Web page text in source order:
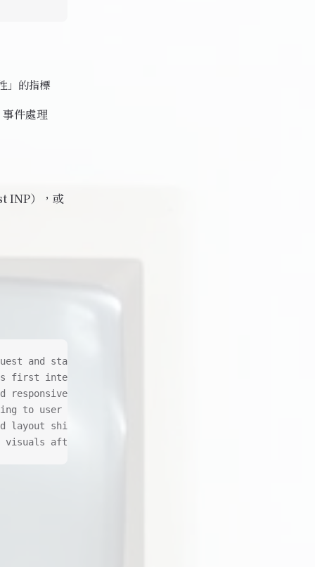
」的指標
件處理
INP），或
and start sending data back to the client.
first interaction.
to user input.
to user input.
shifts that occur on a webpage as it loads.
visuals after a user interacts with it.